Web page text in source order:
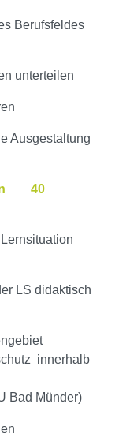
Berufsfeldes
unterteilen
Ausgestaltung
40
LS didaktisch
innerhalb
Bad Münder)